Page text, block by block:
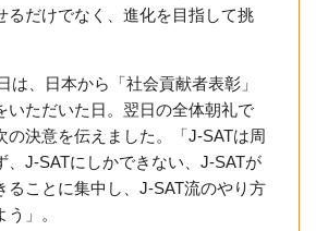
るだけでなく、進化を目指して挑
は、日本から「社会貢献者表彰」
いただいた日。翌日の全体朝礼で
の決意を伝えました。「J-SATは周
、J-SATにしかできない、J-SATが
ることに集中し、J-SAT流のやり方
」。